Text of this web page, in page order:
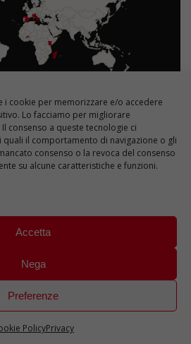
i cookie per memorizzare e/o accedere
Lo facciamo per migliorare
consenso a queste tecnologie ci
il comportamento di navigazione o gli
consenso o la revoca del consenso
su alcune caratteristiche e funzioni.
Accetta
Nega
Preferenze
PolicyPrivacy
in Italia